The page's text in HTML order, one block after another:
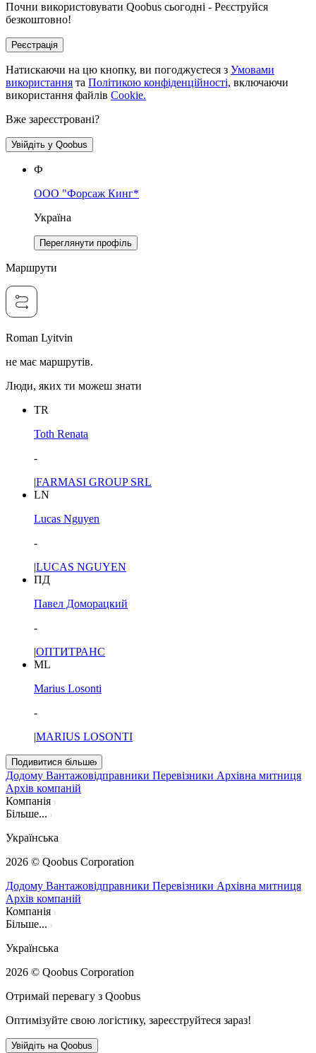
Почни використовувати Qoobus сьогодні - Реєструйся
безкоштовно!
Реєстрація
Натискаючи на цю кнопку, ви погоджуєтеся з Умовами
використання та Політикою конфіденційності, включаючи
використання файлів Cookie.
Вже зареєстровані?
Увійдіть у Qoobus
Ф
ООО "Форсаж Кинг*
Україна
Переглянути профіль
Маршрути
Roman Lyitvin
не має маршрутів.
Люди, яких ти можеш знати
TR
Toth Renata
-
|FARMASI GROUP SRL
LN
Lucas Nguyen
-
|LUCAS NGUYEN
ПД
Павел Доморацкий
-
|ОПТИТРАНС
ML
Marius Losonti
-
|MARIUS LOSONTI
Подивитися більше
Додому Вантажовідправники Перевізники Архівна митниця
Архів компаній
Компанія
Більше...
Українська
2026 © Qoobus Corporation
Додому Вантажовідправники Перевізники Архівна митниця
Архів компаній
Компанія
Більше...
Українська
2026 © Qoobus Corporation
Отримай перевагу з Qoobus
Оптимізуйте свою логістику, зареєструйтеся зараз!
Увійдіть на Qoobus